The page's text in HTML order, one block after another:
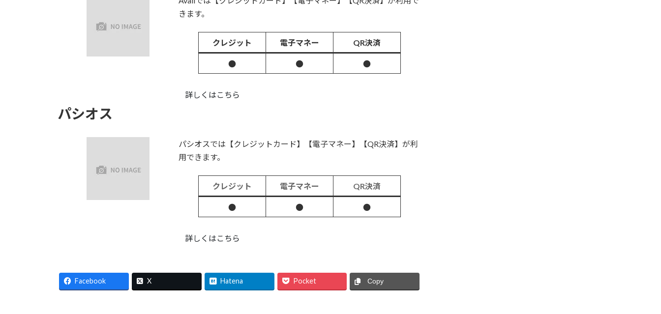
きます。
クレジット 電子マネー QR決済
● ● ●
詳しくはこちら
パシオス
パシオスでは【クレジットカード】【電子マネー】【QR決済】が利
用できます。
クレジット 電子マネー QR決済
● ● ●
詳しくはこちら
Facebook X Hatena Pocket Copy